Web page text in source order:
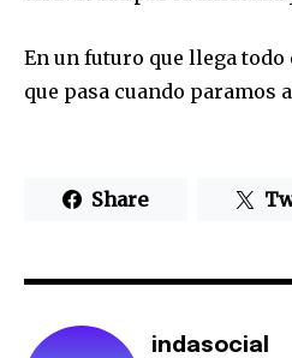
suscripción a continuación. No
privacidad y no enviaremos
En un futuro que llega todo
que pasa cuando paramos
Share
indasocial